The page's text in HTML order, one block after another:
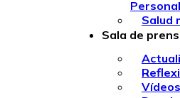
Personal
Salud
Sala de
Vídeos